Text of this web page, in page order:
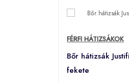
FÉRFI HÁTIZSÁKOK
Bőr hátizsák
fekete